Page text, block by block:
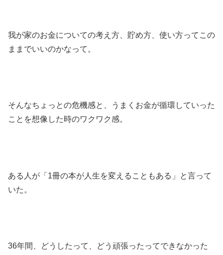
我が家のお金についての考え方、貯め方、使い方ってこの
ままでいいのかなって。
そんなちょっとの危機感と、うまくお金が循環していった
ことを想像した時のワクワク感。
ある人が「1冊の本が人生を変えることもある」と言って
いた。
36年間、どうしたって、どう頑張ったってできなかった